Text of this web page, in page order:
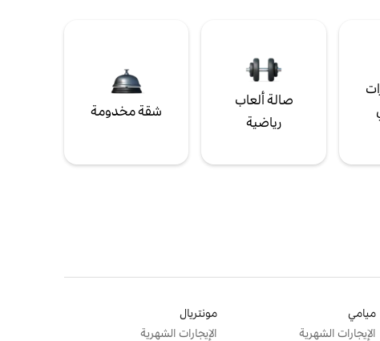
صالة ألعاب
رياضية
شقة مخدومة
ميامي
الإيجارات الشهرية
مونتريال
الإيجارات الشهرية